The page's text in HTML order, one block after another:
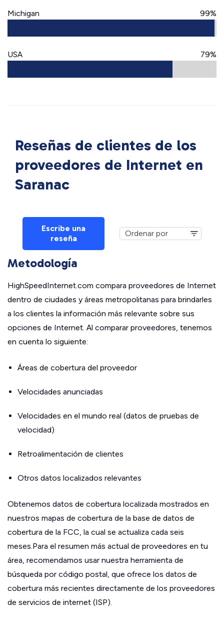
Michigan 99%
USA 79%
Reseñas de clientes de los
proveedores de Internet en
Saranac
Escribe una
reseña
Metodología
HighSpeedInternet.com compara proveedores de Internet
dentro de ciudades y áreas metropolitanas para brindarles
a los clientes la información más relevante sobre sus
opciones de Internet. Al comparar proveedores, tenemos
en cuenta lo siguiente:
Áreas de cobertura del proveedor
Velocidades anunciadas
Velocidades en el mundo real (datos de pruebas de
velocidad)
Retroalimentación de clientes
Otros datos localizados relevantes
Obtenemos datos de cobertura localizada mostrados en
nuestros mapas de cobertura de la base de datos de
cobertura de la FCC, la cual se actualiza cada seis
meses.Para el resumen más actual de proveedores en tu
área, recomendamos usar nuestra herramienta de
búsqueda por código postal, que ofrece los datos de
cobertura más recientes directamente de los proveedores
de servicios de internet (ISP).